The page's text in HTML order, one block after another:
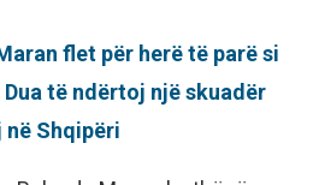
flet për herë të parë si
të ndërtoj një skuadër
Shqipëri